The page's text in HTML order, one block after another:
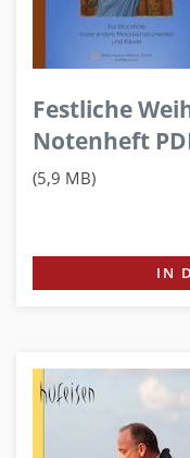
Festliche
Notenheft
(5,9 MB)
IN